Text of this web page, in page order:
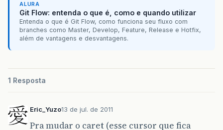
ALURA
Git Flow: entenda o que é, como e quando utilizar
Entenda o que é Git Flow, como funciona seu fluxo com
branches como Master, Develop, Feature, Release e Hotfix,
além de vantagens e desvantagens.
1 Resposta
Eric_Yuzo13 de jul. de 2011
Pra mudar o caret (esse cursor que fica